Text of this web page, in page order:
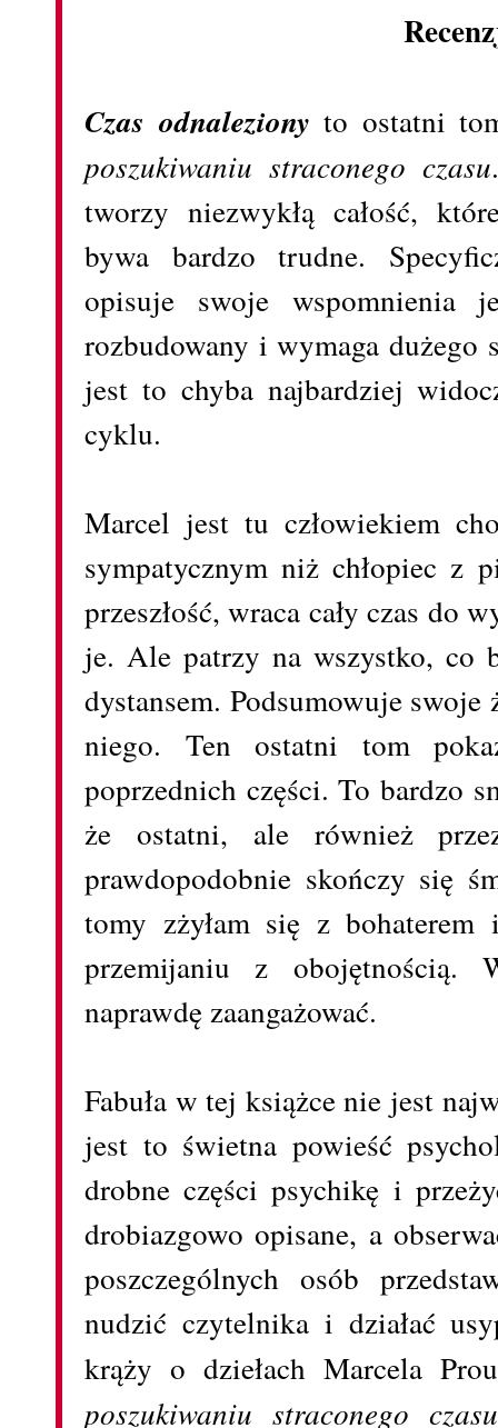
Czas odnaleziony to ostatni
poszukiwaniu straconego czasu
tworzy niezwykłą całość,
bywa bardzo trudne.
opisuje swoje wspomnienia
rozbudowany i wymaga
jest to chyba najbardziej
cyklu.
Marcel jest tu człowiekiem
sympatycznym niż chłopiec z
przeszłość, wraca cały czas do
je. Ale patrzy na wszystko, co
dystansem. Podsumowuje
niego. Ten ostatni tom
poprzednich części. To bardzo
że ostatni, ale również
prawdopodobnie skończy się
tomy zżyłam się z
przemijaniu z
naprawdę zaangażować.
Fabuła w tej książce nie jest
jest to świetna powieść
drobne części psychikę i
drobiazgowo opisane, a
poszczególnych osób
nudzić czytelnika i działać
krąży o dziełach Marcela
poszukiwaniu straconego czasu